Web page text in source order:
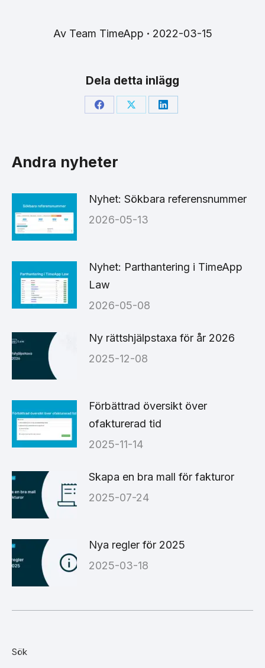
Av Team TimeApp 2022-03-15
Dela detta inlägg
Share Share Share
Andra nyheter
Nyhet: Sökbara referensnummer
2026-05-13
Nyhet: Parthantering i TimeApp
Law
2026-05-08
Ny rättshjälpstaxa för år 2026
2025-12-08
Förbättrad översikt över
ofakturerad tid
2025-11-14
Skapa en bra mall för fakturor
2025-07-24
Nya regler för 2025
2025-03-18
Sök